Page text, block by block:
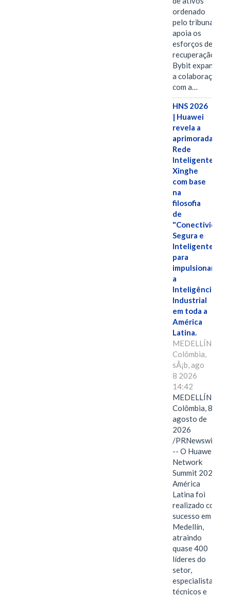
ordenado
pelo tribunal
apoia os
esforços de
recuperação e
Bybit expande
a colaboração
com a…
HNS 2026
| Huawei
revela a
aprimorada
Rede
Inteligente
Xinghe
com base
na
filosofia
de
"Conectividade
Segura e
Inteligente"
para
impulsionar
a
Inteligência
Industrial
em toda a
América
Latina.
MEDELLÍN,
Colômbia,
sÃ¡b, ago
8 2026
14:42
MEDELLÍN,
Colômbia, 8 de
agosto de
2026
/PRNewswire/
-- O Huawei
Network
Summit 2026
América
Latina foi
realizado com
sucesso em
Medellín,
atraindo
quase 400
líderes do
setor,
especialistas
técnicos e